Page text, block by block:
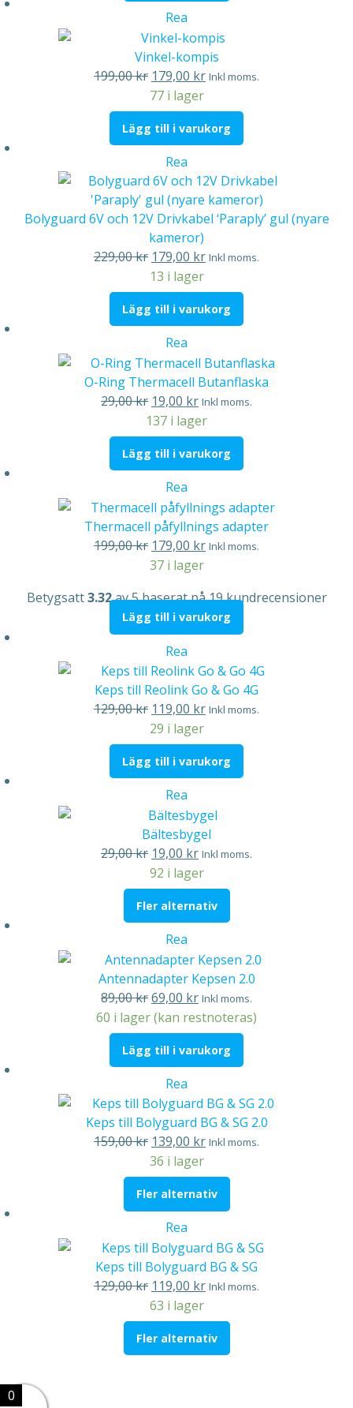
129,00 kr.
Rea
på
rea
Vinkel-kompis
199,00kr Det
ursprungliga
priset
var:
199,00 kr.
179,00 krDet
priset
är:
Inkl moms.
77 i lager
Lägg till i varukorg
Rea
på
rea
Bolyguard 6V och 12V Drivkabel ‘Paraply’ gul (nyare
kameror)
229,00kr Det
ursprungliga
priset
var:
229,00 kr.
179,00 krDet
priset
är:
Inkl moms.
13 i lager
Lägg till i varukorg
Rea
på
rea
O-Ring Thermacell Butanflaska
29,00kr Det
ursprungliga
priset
var:
29,00 kr.
19,00 krDet
nuvarande
priset
är:
Inkl moms.
137 i lager
Lägg till i varukorg
Rea
på
rea
Thermacell påfyllnings adapter
199,00kr Det
ursprungliga
var:
199,00 kr.
179,00 krDet
är:
179,00 kr.
Inkl moms.
37 i lager
Betygsatt3.32av 5 baserat på19kundrecensioner
Lägg till i varukorg
Rea
på
rea
Keps till Reolink Go & Go 4G
129,00kr Det
ursprungliga
priset
var:
129,00 kr.
119,00 krDet
priset
är:
Inkl moms.
29 i lager
Lägg till i varukorg
Rea
på
rea
Bältesbygel
29,00kr Det
ursprungliga
priset
var:
29,00 kr.
19,00 krDet
nuvarande
priset
är:
Inkl moms.
92 i lager
Fler alternativ
Rea
på
rea
Antennadapter Kepsen 2.0
89,00krDet
ursprungliga
priset
var:
89,00 kr.
69,00 krDet
nuvarande
priset
är:
Inkl moms.
60 i lager (kan restnoteras)
Lägg till i varukorg
Rea
på
rea
Keps till Bolyguard BG & SG 2.0
159,00kr Det
ursprungliga
priset
var:
159,00 kr.
139,00 krDet
priset
är:
Inkl moms.
36 i lager
Fler alternativ
Rea
på
rea
Keps till Bolyguard BG & SG
129,00kr Det
ursprungliga
priset
var:
119,00 krDet
priset
är:
Inkl moms.
63 i lager
Fler alternativ
0